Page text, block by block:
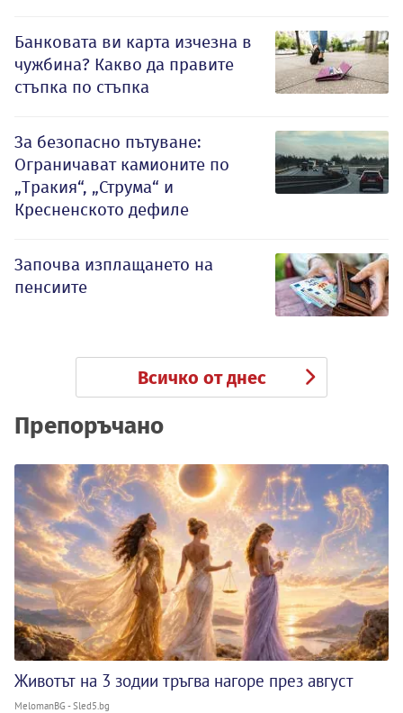
Банковата ви карта изчезна в
чужбина? Какво да правите
стъпка по стъпка
За безопасно пътуване:
Ограничават камионите по
„Тракия“, „Струма“ и
Кресненското дефиле
Започва изплащането на
пенсиите
Всичко от днес
Препоръчано
Животът на 3 зодии тръгва нагоре през август
MelomanBG - Sled5.bg